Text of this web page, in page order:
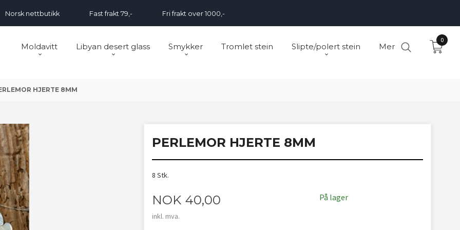
Norsk nettbutikk Fast frakt 79,- Fri frakt over 1000,-
Moldavitt Libyan desert glass Smykker Tromlet stein Slipte/polert stein Mer
0
HJERTE 8MM
PERLEMOR HJERTE 8MM
8 Stk.
Pris
NOK 40,00
inkl. mva.
På lager